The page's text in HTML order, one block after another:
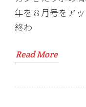
年を８月号をア
終わ
Read More